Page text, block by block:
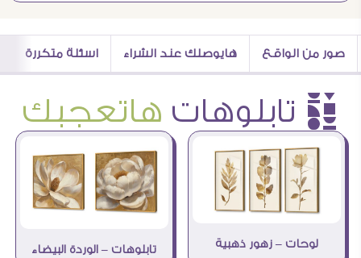
صور من الواقع هايوصلك عند الشراء اسئلة متكررة
è تابلوهات هاتعجبك
لوحات – زهور ذهبية تابلوهات – الوردة البيضاء